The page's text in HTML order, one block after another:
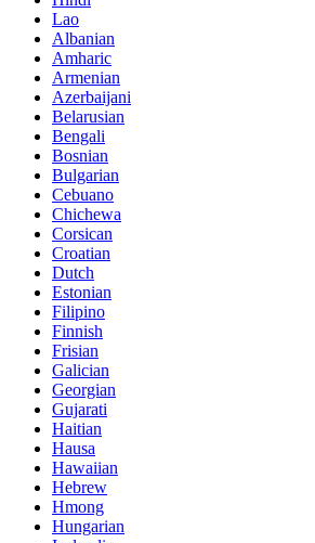
Lao
Albanian
Amharic
Armenian
Azerbaijani
Belarusian
Bengali
Bosnian
Bulgarian
Cebuano
Chichewa
Corsican
Croatian
Dutch
Estonian
Filipino
Finnish
Frisian
Galician
Georgian
Gujarati
Haitian
Hausa
Hawaiian
Hebrew
Hmong
Hungarian